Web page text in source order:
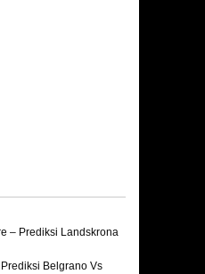
– Prediksi Landskrona
Belgrano Vs